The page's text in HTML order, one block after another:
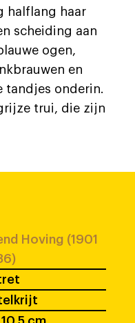
halflang haar
scheiding aan
ogen,
en
tandjes onderin.
trui, die zijn
Hoving (1901